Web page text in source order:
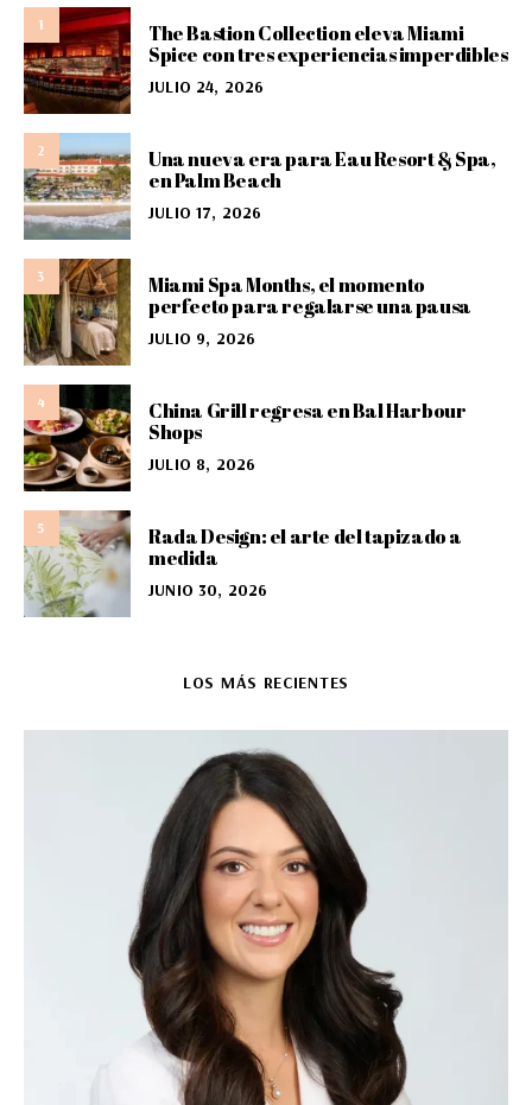
1
The Bastion Collection eleva Miami
Spice con tres experiencias imperdibles
JULIO 24, 2026
2
Una nueva era para Eau Resort & Spa,
en Palm Beach
JULIO 17, 2026
3
Miami Spa Months, el momento
perfecto para regalarse una pausa
JULIO 9, 2026
4
China Grill regresa en Bal Harbour
Shops
JULIO 8, 2026
5
Rada Design: el arte del tapizado a
medida
JUNIO 30, 2026
LOS MÁS RECIENTES